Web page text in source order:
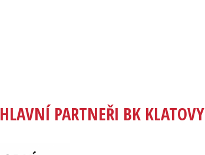
HLAVNÍ PARTNEŘI BK KLATOVY